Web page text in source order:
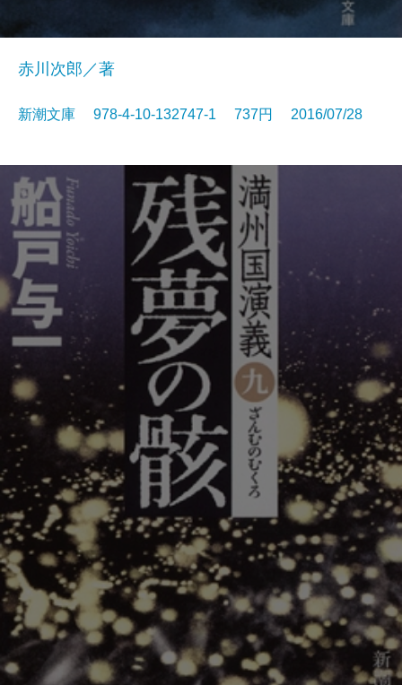
赤川次郎／著
新潮文庫 978-4-10-132747-1 737円 2016/07/28